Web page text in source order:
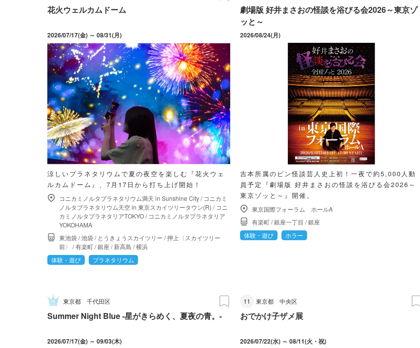
花火ウェルカムドーム
2026/07/17(金) ～ 08/31(月)
涼しいプラネタリウムで夏の夜空を楽しむ『花火ウェ
ルカムドーム』、7月17日から打ち上げ開始！
コニカミノルタプラネタリウム満天 in Sunshine City/ コニカミ
ノルタプラネタリウム天空 in 東京スカイツリータウン(R) / コニ
カミノルタプラネタリアTOKYO/ コニカミノルタプラネタリア
YOKOHAMA
東池袋/池袋/ とうきょうスカイツリー /押上〈スカイツリー
前〉 /有楽町/銀座/新高島 /横浜
体験・遊び
プラネタリウム
劇場版 好井まさおの怪談を浴びる会2026～東京ゾ
ッと～
2026/08/24(月)
吉本所属のピン怪談芸人史上初！一夜で約5,000人動
員予定『劇場版 好井まさおの怪談を浴びる会2026～
東京ゾッと～』開催。
東京国際フォーラム ホールA
有楽町/銀座一丁目 /銀座
体験・遊び
ホラー
東京都 千代田区
Summer Night Blue -星がきらめく、夏夜の青。-
2026/07/17(金) ～ 09/03(木)
11 東京都中央区
おでかけ子ザメ展
2026/07/22(水) ～ 08/11(火・祝)